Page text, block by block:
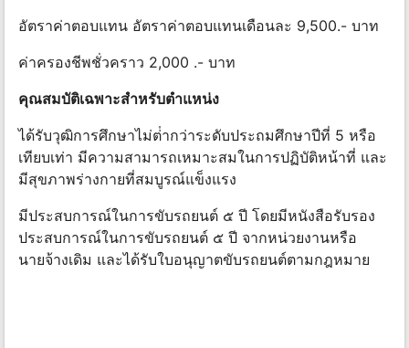
อัตราค่าตอบแทน อัตราค่าตอบแทนเดือนละ 9,500.- บาท
ค่าครองชีพชั่วคราว 2,000 .- บาท
คุณสมบัติเฉพาะสําหรับตําแหน่ง
ได้รับวุฒิการศึกษาไม่ต่ํากว่าระดับประถมศึกษาปีที่ 5 หรือ
เทียบเท่า มีความสามารถเหมาะสมในการปฏิบัติหน้าที่ และ
มีสุขภาพร่างกายที่สมบูรณ์แข็งแรง
มีประสบการณ์ในการขับรถยนต์ ๕ ปี โดยมีหนังสือรับรอง
ประสบการณ์ในการขับรถยนต์ ๕ ปี จากหน่วยงานหรือ
นายจ้างเดิม และได้รับใบอนุญาตขับรถยนต์ตามกฎหมาย